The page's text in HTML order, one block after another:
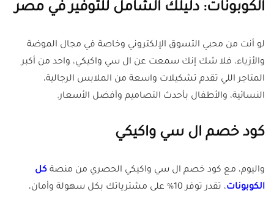
الكوبونات: دليلك الشامل للتوفير في مصر
لو أنت من محبي التسوق الإلكتروني وخاصة في مجال الموضة
والأزياء، فلا شك إنك سمعت عن ال سي واكيكي، واحد من أكبر
المتاجر اللي تقدم تشكيلات واسعة من الملابس الرجالية،
النسائية، والأطفال بأحدث التصاميم وأفضل الأسعار.
كود خصم ال سي واكيكي
واليوم، مع كود خصم ال سي واكيكي الحصري من منصة كل
الكوبونات
، تقدر توفر 10% على مشترياتك بكل سهولة وأمان،